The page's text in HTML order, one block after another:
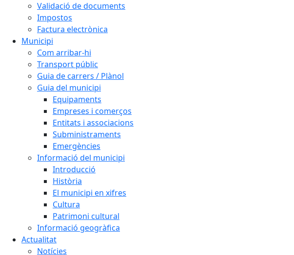
Validació de documents
Impostos
Factura electrònica
Municipi
Com arribar-hi
Transport públic
Guia de carrers / Plànol
Guia del municipi
Equipaments
Empreses i comerços
Entitats i associacions
Subministraments
Emergències
Informació del municipi
Introducció
Història
El municipi en xifres
Cultura
Patrimoni cultural
Informació geogràfica
Actualitat
Notícies